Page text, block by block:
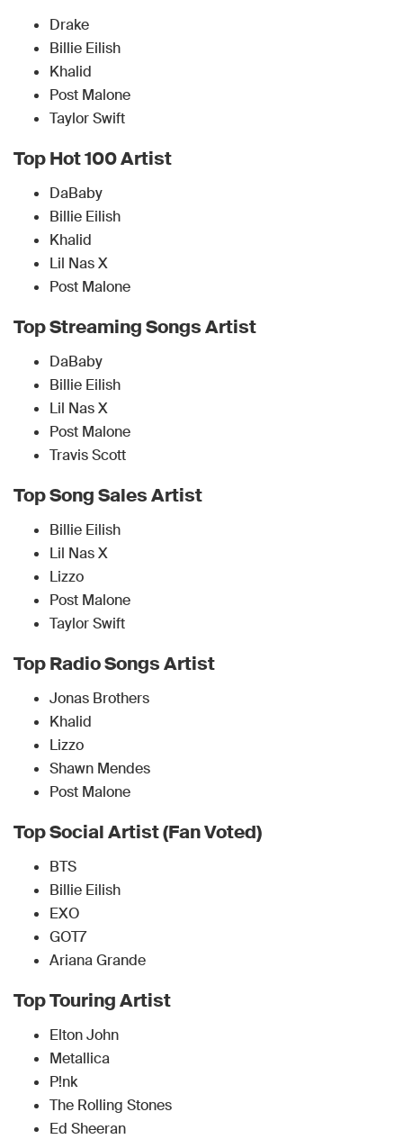
Drake
Billie Eilish
Khalid
Post Malone
Taylor Swift
Top Hot 100 Artist
DaBaby
Billie Eilish
Khalid
Lil Nas X
Post Malone
Top Streaming Songs Artist
DaBaby
Billie Eilish
Lil Nas X
Post Malone
Travis Scott
Top Song Sales Artist
Billie Eilish
Lil Nas X
Lizzo
Post Malone
Taylor Swift
Top Radio Songs Artist
Jonas Brothers
Khalid
Lizzo
Shawn Mendes
Post Malone
Top Social Artist (Fan Voted)
BTS
Billie Eilish
EXO
GOT7
Ariana Grande
Top Touring Artist
Elton John
Metallica
P!nk
The Rolling Stones
Ed Sheeran